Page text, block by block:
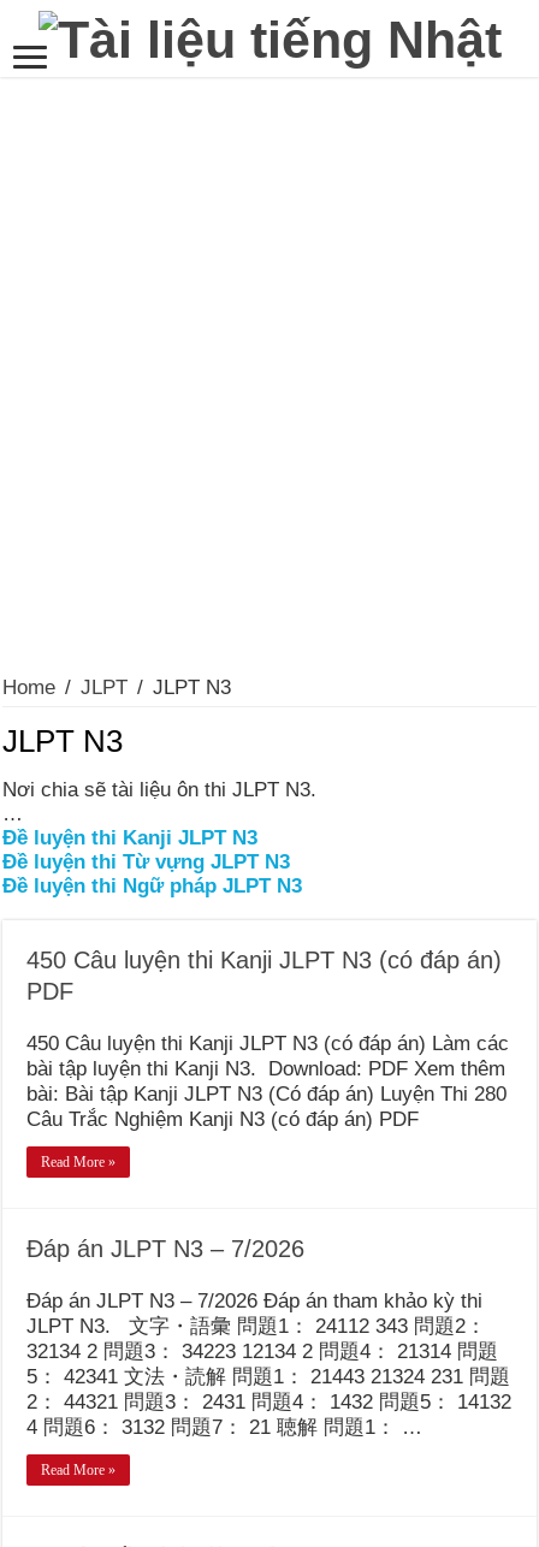
Home / JLPT / JLPT N3
JLPT N3
Nơi chia sẽ tài liệu ôn thi JLPT N3.
…
Đề luyện thi Kanji JLPT N3
Đề luyện thi Từ vựng JLPT N3
Đề luyện thi Ngữ pháp JLPT N3
450 Câu luyện thi Kanji JLPT N3 (có đáp án)
PDF
450 Câu luyện thi Kanji JLPT N3 (có đáp án) Làm các
bài tập luyện thi Kanji N3. Download: PDF Xem thêm
bài: Bài tập Kanji JLPT N3 (Có đáp án) Luyện Thi 280
Câu Trắc Nghiệm Kanji N3 (có đáp án) PDF
Read More »
Đáp án JLPT N3 – 7/2026
Đáp án JLPT N3 – 7/2026 Đáp án tham khảo kỳ thi
JLPT N3. 文字・語彙 問題1： 24112 343 問題2：
32134 2 問題3： 34223 12134 2 問題4： 21314 問題
5： 42341 文法・読解 問題1： 21443 21324 231 問題
2： 44321 問題3： 2431 問題4： 1432 問題5： 14132
4 問題6： 3132 問題7： 21 聴解 問題1： …
Read More »